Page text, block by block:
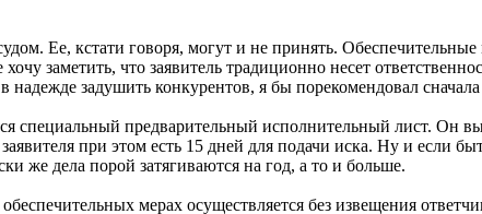
Ее, кстати говоря, могут и не принять.
заметить, что заявитель традиционно несет
задушить конкурентов, я бы порекомендовал сначала
специальный предварительный исполнительный лист. Он
при этом есть 15 дней для подачи иска. Ну и если
же дела порой затягиваются на год, а то и больше.
мерах осуществляется без извещения